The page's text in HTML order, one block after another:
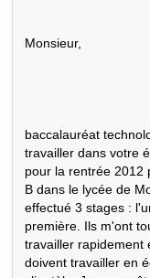
Monsieur,
Je suis actuellement en
baccalauréat
travailler dans votre
pour la rentrée 2012
B dans le lycée de
effectué 3 stages :
première. Ils m'ont
travailler rapidement
doivent travailler en